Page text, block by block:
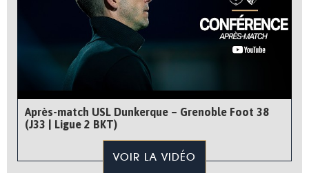
Après-match USL Dunkerque – Grenoble Foot 38
(J33 | Ligue 2 BKT)
VOIR LA VIDÉO